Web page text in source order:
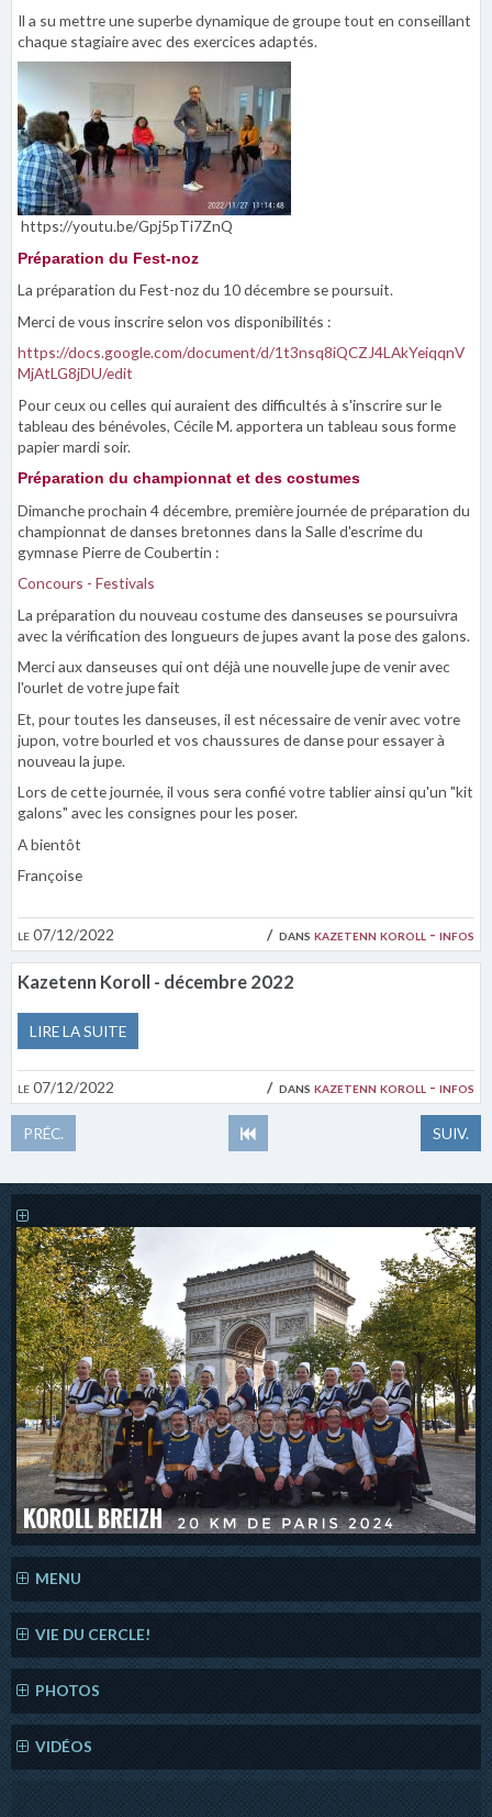
le 07/12/2022 dans kazetenn koroll - infos
Il a su mettre une superbe dynamique de groupe tout en conseillant
chaque stagiaire avec des exercices adaptés.
https://youtu.be/Gpj5pTi7ZnQ
Préparation du Fest-noz
La préparation du Fest-noz du 10 décembre se poursuit.
Merci de vous inscrire selon vos disponibilités :
https://docs.google.com/document/d/1t3nsq8iQCZJ4LAkYeiqqnV
MjAtLG8jDU/edit
Pour ceux ou celles qui auraient des difficultés à s'inscrire sur le
tableau des bénévoles, Cécile M. apportera un tableau sous forme
papier mardi soir.
Préparation du championnat et des costumes
Dimanche prochain 4 décembre, première journée de préparation du
championnat de danses bretonnes dans la Salle d'escrime du
gymnase Pierre de Coubertin :
Concours - Festivals
La préparation du nouveau costume des danseuses se poursuivra
avec la vérification des longueurs de jupes avant la pose des galons.
Merci aux danseuses qui ont déjà une nouvelle jupe de venir avec
l'ourlet de votre jupe fait
Et, pour toutes les danseuses, il est nécessaire de venir avec votre
jupon, votre bourled et vos chaussures de danse pour essayer à
nouveau la jupe.
Lors de cette journée, il vous sera confié votre tablier ainsi qu'un "kit
galons" avec les consignes pour les poser.
A bientôt
Françoise
Kazetenn Koroll - décembre 2022
le 07/12/2022 dans kazetenn koroll - infos
LIRE LA SUITE
PRÉC. SUIV.
MENU
VIE DU CERCLE!
PHOTOS
VIDÉOS